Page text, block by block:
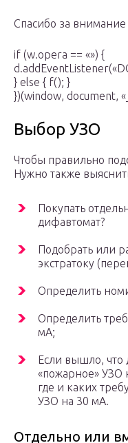
Спасибо за внимание
if (w.opera == «») {
} else { f(); }
})(window, document,
Выбор УЗО
Чтобы правильно
Нужно также
Покупать
дифавтомат?
Подобрать или
экстратоку
Определить
Определить
мА;
Если вышло,
«пожарное» УЗО
где и каких
УЗО на 30 мА.
Отдельно или